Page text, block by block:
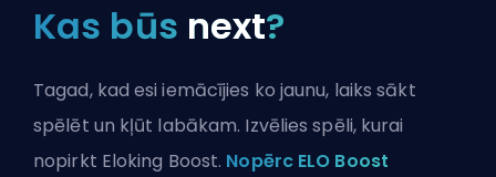
Kas būs next?
Tagad, kad esi iemācījies ko jaunu, laiks sākt
spēlēt un kļūt labākam. Izvēlies spēli, kurai
nopirkt Eloking Boost. Nopērc ELO Boost